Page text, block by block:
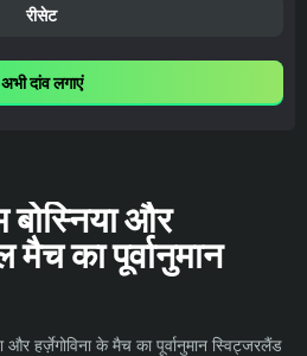
रीसेट
अभी दांव लगाएं
और
मैच का पूर्वानुमान
हर्ज़ेगोविना के मैच का पूर्वानुमान स्विट्जरलैंड